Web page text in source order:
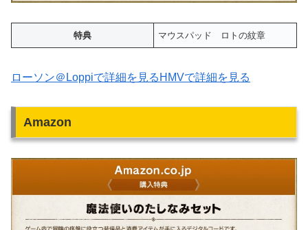
特典 マウスパッド ロトの紋章
ローソン＠Loppiで詳細を見る HMVで詳細を見る
Amazon